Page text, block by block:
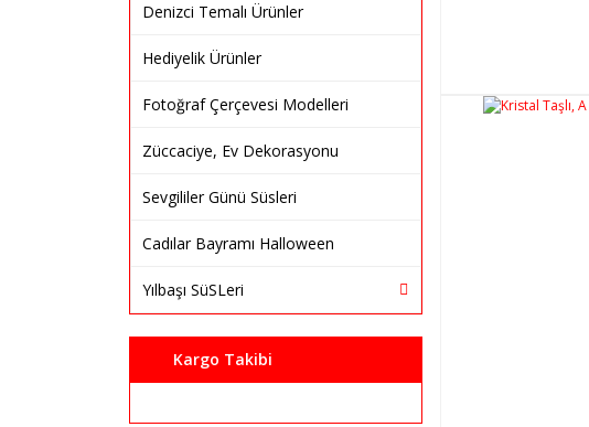
Denizci Temalı Ürünler
Hediyelik Ürünler
Fotoğraf Çerçevesi Modelleri
Züccaciye, Ev Dekorasyonu
Sevgililer Günü Süsleri
Cadılar Bayramı Halloween
Yılbaşı SüSLeri
Kargo Takibi